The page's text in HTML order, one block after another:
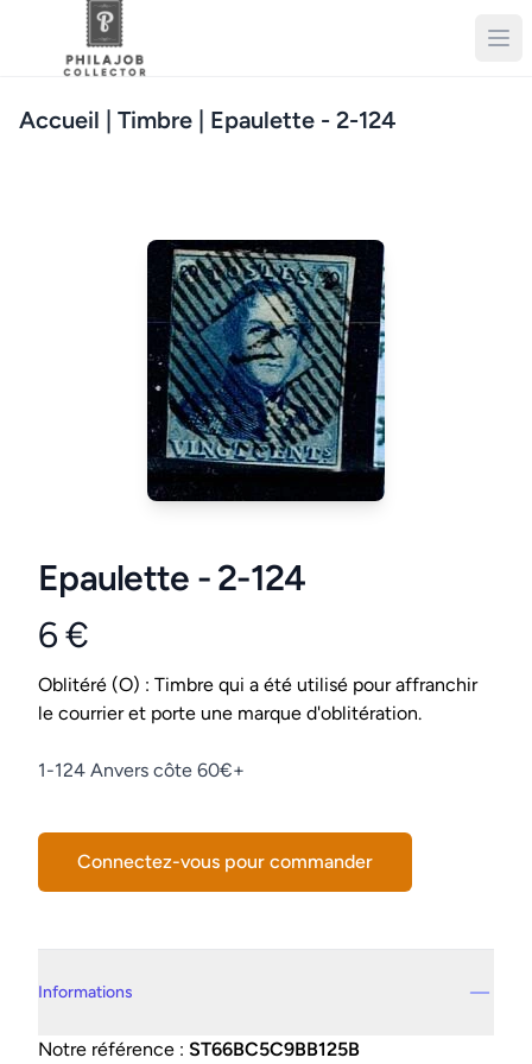
Accueil | Timbre | Epaulette - 2-124
Epaulette - 2-124
Product information
6 €
Conditions
Oblitéré (O) : Timbre qui a été utilisé pour affranchir
le courrier et porte une marque d'oblitération.
Description
1-124 Anvers côte 60€+
Connectez-vous pour commander
Informations
Notre référence : ST66BC5C9BB125B